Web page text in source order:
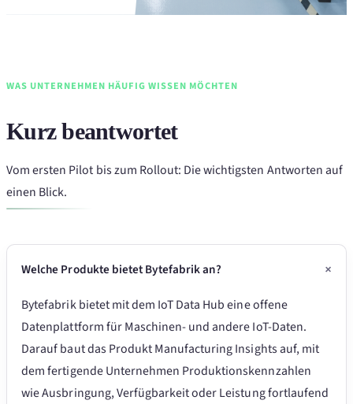
WAS UNTERNEHMEN HÄUFIG WISSEN MÖCHTEN
Kurz beantwortet
Vom ersten Pilot bis zum Rollout: Die wichtigsten Antworten auf
einen Blick.
Welche Produkte bietet Bytefabrik an?
Bytefabrik bietet mit dem IoT Data Hub eine offene
Datenplattform für Maschinen- und andere IoT-Daten.
Darauf baut das Produkt Manufacturing Insights auf, mit
dem fertigende Unternehmen Produktionskennzahlen
wie Ausbringung, Verfügbarkeit oder Leistung fortlaufend